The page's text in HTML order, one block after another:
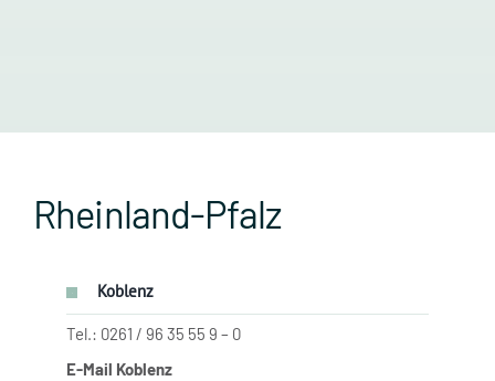
Rheinland-Pfalz
Koblenz
Tel.: 0261 / 96 35 55 9 – 0
E-Mail Koblenz